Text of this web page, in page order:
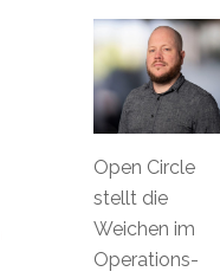
Open Circle
stellt die
Weichen im
Operations-